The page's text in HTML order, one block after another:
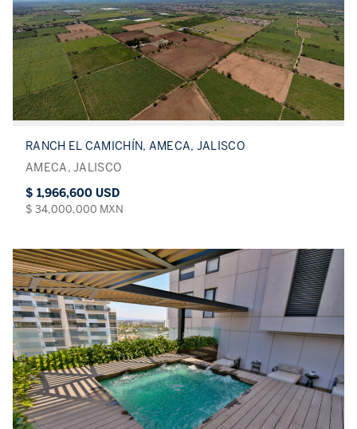
RANCH EL CAMICHÍN, AMECA, JALISCO
AMECA, JALISCO
$ 1,966,600 USD
$ 34,000,000 MXN